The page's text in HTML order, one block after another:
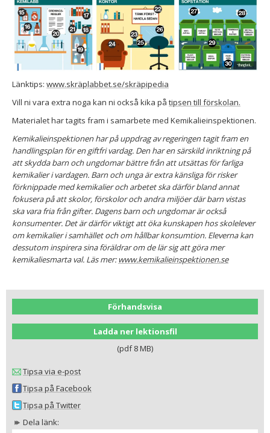
Länktips: www.skräplabbet.se/skräpipedia
Vill ni vara extra noga kan ni också kika på tipsen till förskolan.
Materialet har tagits fram i samarbete med Kemikalieinspektionen.
Kemikalieinspektionen har på uppdrag av regeringen tagit fram en
handlingsplan för en giftfri vardag. Den har en särskild inriktning på
att skydda barn och ungdomar bättre från att utsättas för farliga
kemikalier i vardagen. Barn och unga är extra känsliga för risker
förknippade med kemikalier och arbetet ska därför bland annat
fokusera på att skolor, förskolor och andra miljöer där barn vistas
ska vara fria från gifter. Dagens barn och ungdomar är också
konsumenter. Det är därför viktigt att öka kunskapen hos skolelever
om kemikalier i samhället och om hållbar konsumtion. Eleverna kan
dessutom inspirera sina föräldrar om de lär sig att göra mer
kemikaliesmarta val. Läs mer: www.kemikalieinspektionen.se
Förhandsvisa
Ladda ner lektionsfil
(pdf 8 MB)
Tipsa via e-post
Tipsa på Facebook
Tipsa på Twitter
Dela länk: